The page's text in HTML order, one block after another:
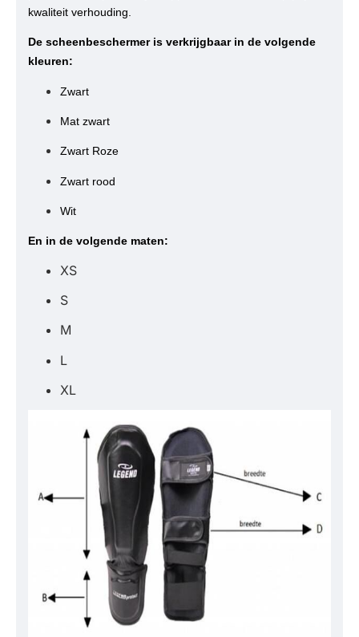
kwaliteit verhouding.
De scheenbeschermer is verkrijgbaar in de volgende
kleuren:
Zwart
Mat zwart
Zwart Roze
Zwart rood
Wit
En in de volgende maten:
XS
S
M
L
XL